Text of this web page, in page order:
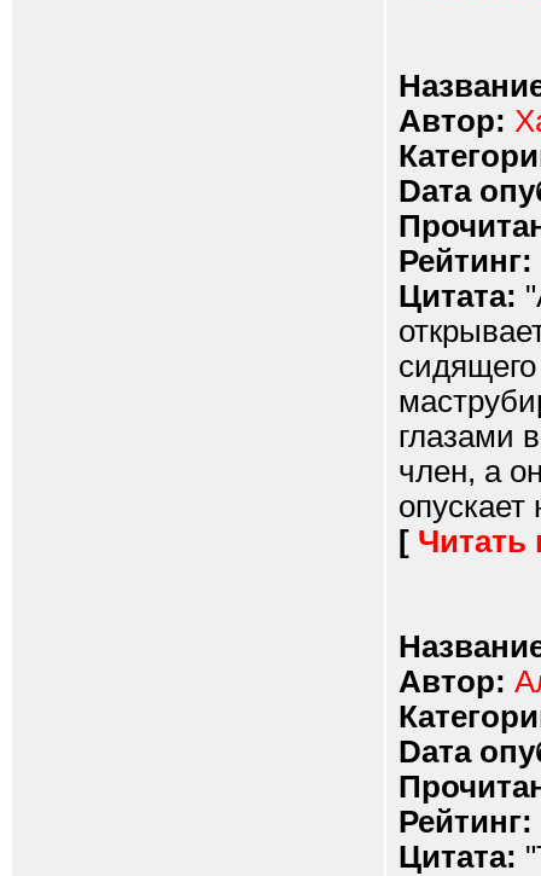
Автор:
Dата
Рейтинг:
Цитата:
глазами
член, а
[ Читать
Автор:
Dата
Рейтинг:
Цитата: